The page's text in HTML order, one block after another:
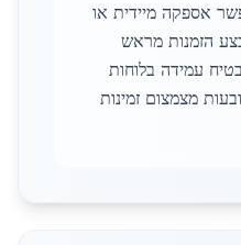
אספקה מיידית או
הזמנות מראש
עמידה בלוחות
מצמצום זמינות